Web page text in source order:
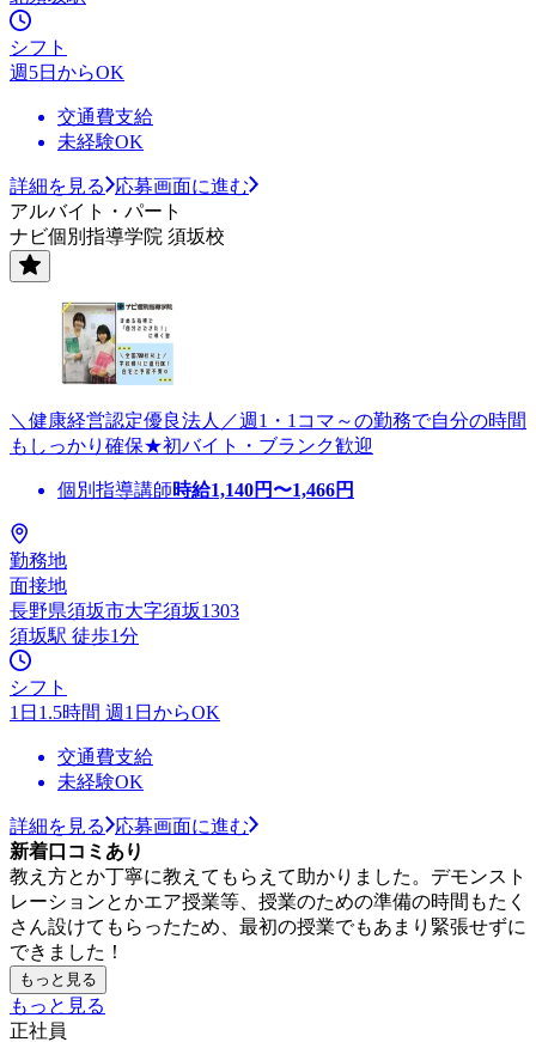
シフト
週5日からOK
交通費支給
未経験OK
詳細を見る
応募画面に進む
アルバイト・パート
ナビ個別指導学院 須坂校
＼健康経営認定優良法人／週1・1コマ～の勤務で自分の時間
もしっかり確保★初バイト・ブランク歓迎
個別指導講師時給1,140円〜1,466円
勤務地
面接地
長野県須坂市大字須坂1303
須坂駅 徒歩1分
シフト
1日1.5時間 週1日からOK
交通費支給
未経験OK
詳細を見る
応募画面に進む
新着口コミあり
教え方とか丁寧に教えてもらえて助かりました。デモンスト
レーションとかエア授業等、授業のための準備の時間もたく
さん設けてもらったため、最初の授業でもあまり緊張せずに
できました！
もっと見る
もっと見る
正社員